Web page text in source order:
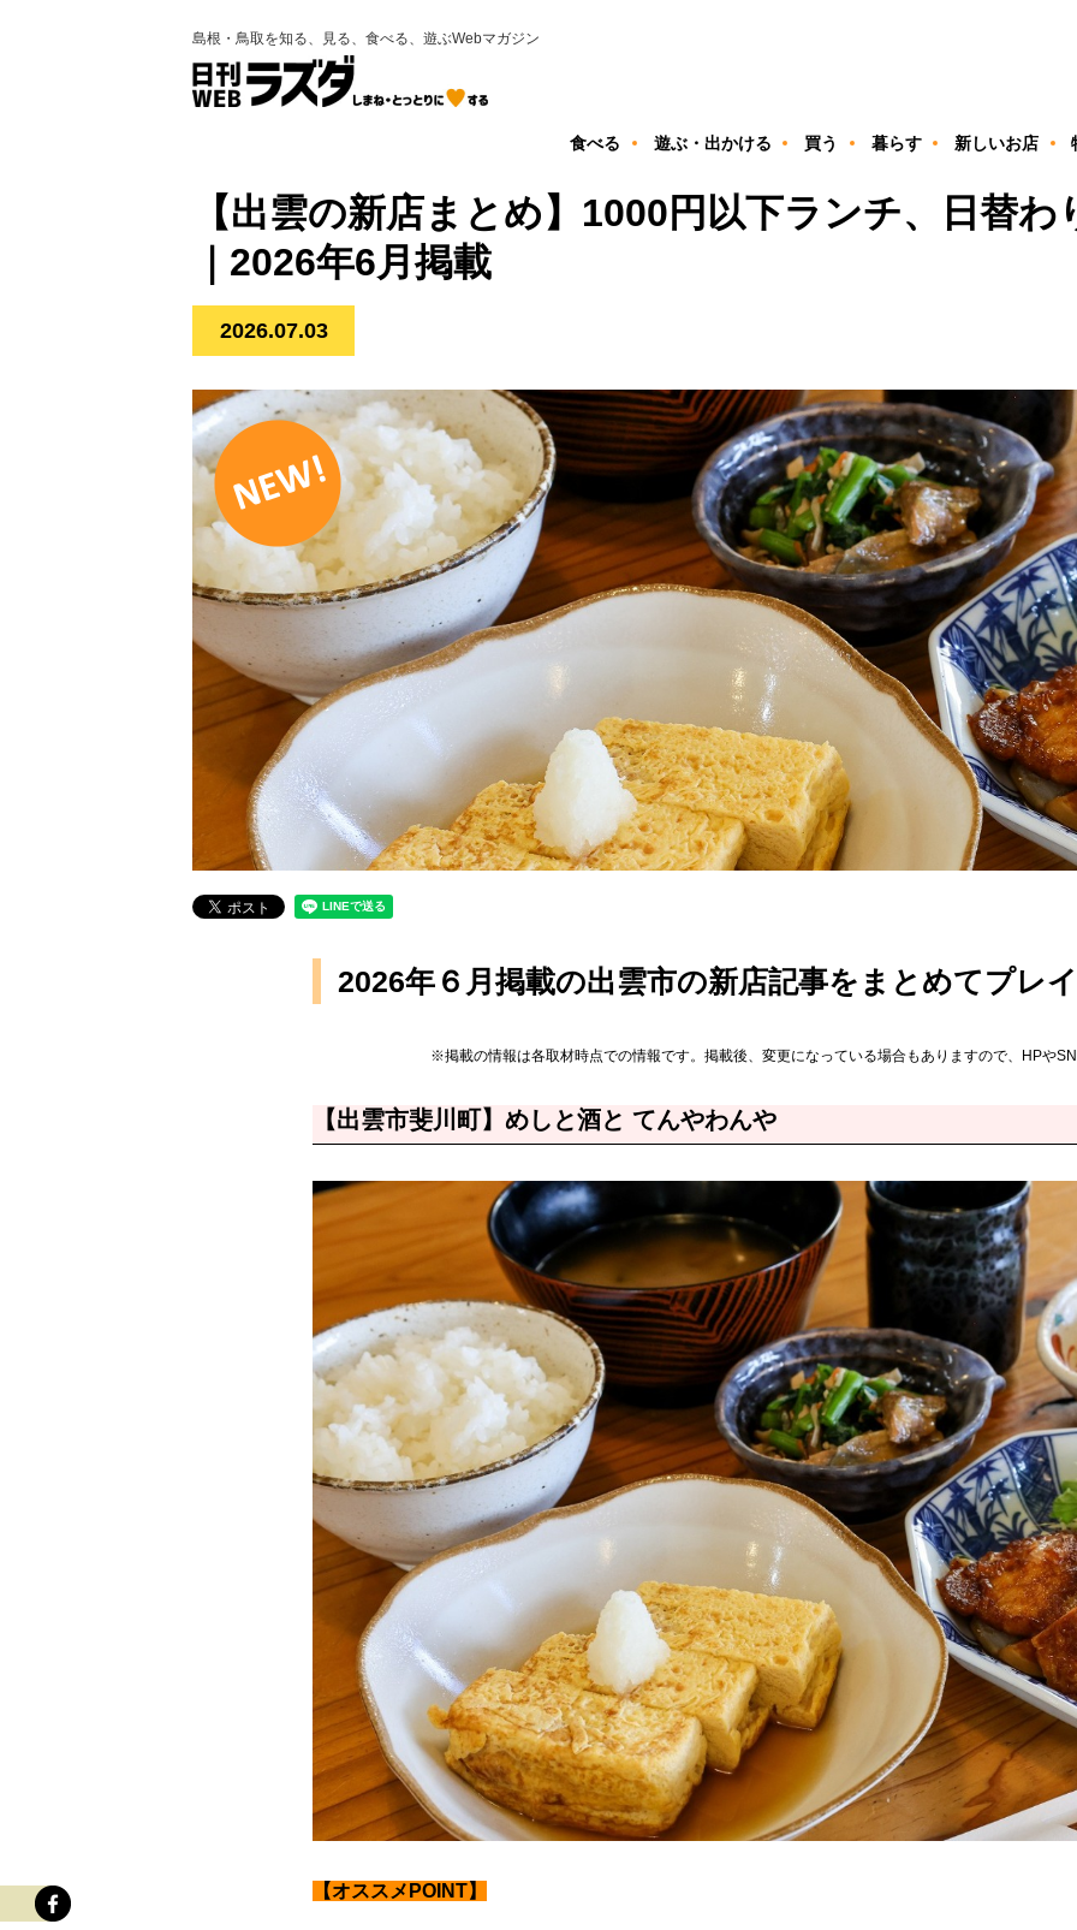
島根・鳥取を知る、見る、食べる、遊ぶWebマガジン
食べる 遊ぶ・出かける 買う 暮らす 新しいお店
【出雲の新店まとめ】1000円以下ランチ、日替
｜2026年6月掲載
2026.07.03
2026年６月掲載の出雲市の新店記事をまとめてプレ
※掲載の情報は各取材時点での情報です。掲載後、変更になっている場合もありますので、HPや
【出雲市斐川町】めしと酒と てんやわんや
【オススメPOINT】